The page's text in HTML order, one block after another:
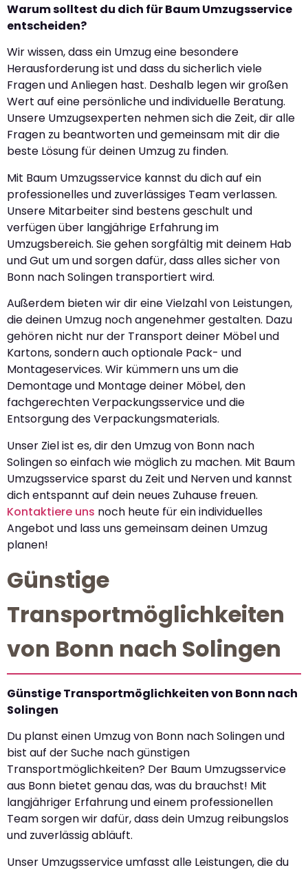
Warum solltest du dich für Baum Umzugsservice
entscheiden?
Wir wissen, dass ein Umzug eine besondere
Herausforderung ist und dass du sicherlich viele
Fragen und Anliegen hast. Deshalb legen wir großen
Wert auf eine persönliche und individuelle Beratung.
Unsere Umzugsexperten nehmen sich die Zeit, dir alle
Fragen zu beantworten und gemeinsam mit dir die
beste Lösung für deinen Umzug zu finden.
Mit Baum Umzugsservice kannst du dich auf ein
professionelles und zuverlässiges Team verlassen.
Unsere Mitarbeiter sind bestens geschult und
verfügen über langjährige Erfahrung im
Umzugsbereich. Sie gehen sorgfältig mit deinem Hab
und Gut um und sorgen dafür, dass alles sicher von
Bonn nach Solingen transportiert wird.
Außerdem bieten wir dir eine Vielzahl von Leistungen,
die deinen Umzug noch angenehmer gestalten. Dazu
gehören nicht nur der Transport deiner Möbel und
Kartons, sondern auch optionale Pack- und
Montageservices. Wir kümmern uns um die
Demontage und Montage deiner Möbel, den
fachgerechten Verpackungsservice und die
Entsorgung des Verpackungsmaterials.
Unser Ziel ist es, dir den Umzug von Bonn nach
Solingen so einfach wie möglich zu machen. Mit Baum
Umzugsservice sparst du Zeit und Nerven und kannst
dich entspannt auf dein neues Zuhause freuen.
Kontaktiere uns noch heute für ein individuelles
Angebot und lass uns gemeinsam deinen Umzug
planen!
Günstige
Transportmöglichkeiten
von Bonn nach Solingen
Günstige Transportmöglichkeiten von Bonn nach
Solingen
Du planst einen Umzug von Bonn nach Solingen und
bist auf der Suche nach günstigen
Transportmöglichkeiten? Der Baum Umzugsservice
aus Bonn bietet genau das, was du brauchst! Mit
langjähriger Erfahrung und einem professionellen
Team sorgen wir dafür, dass dein Umzug reibungslos
und zuverlässig abläuft.
Unser Umzugsservice umfasst alle Leistungen, die du